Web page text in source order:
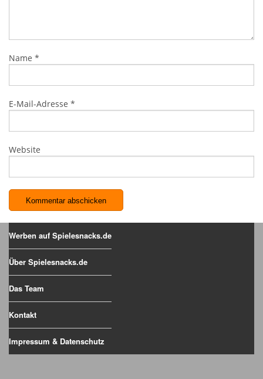
Name *
E-Mail-Adresse *
Website
Werben auf Spielesnacks.de
Über Spielesnacks.de
Das Team
Kontakt
Impressum & Datenschutz